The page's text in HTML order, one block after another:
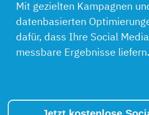
Mit gezielten Kampagnen
datenbasierten
dafür, dass Ihre Social
messbare Ergebnisse liefern.